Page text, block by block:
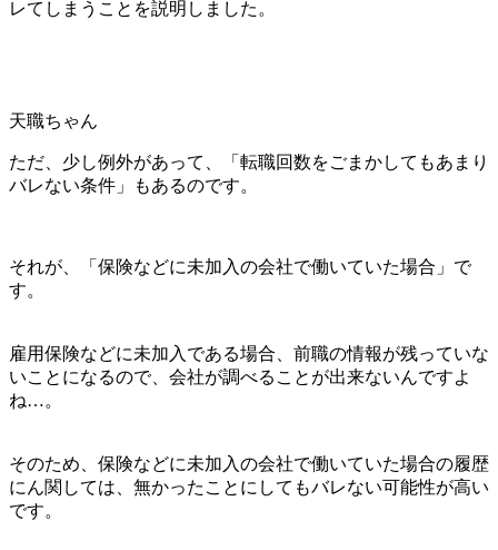
レてしまうことを説明しました。
天職ちゃん
ただ、少し例外があって、「転職回数をごまかしてもあまり
バレない条件」もあるのです。
それが、「保険などに未加入の会社で働いていた場合」で
す。
雇用保険などに未加入である場合、前職の情報が残っていな
いことになるので、会社が調べることが出来ないんですよ
ね…。
そのため、保険などに未加入の会社で働いていた場合の履歴
にん関しては、無かったことにしてもバレない可能性が高い
です。